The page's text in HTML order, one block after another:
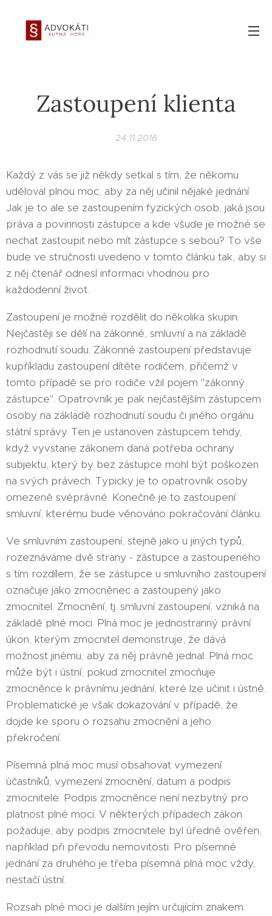
Zastoupení klienta
24.11.2016
Každý z vás se již někdy setkal s tím, že někomu
uděloval plnou moc, aby za něj učinil nějaké jednání.
Jak je to ale se zastoupením fyzických osob, jaká jsou
práva a povinnosti zástupce a kde všude je možné se
nechat zastoupit nebo mít zástupce s sebou? To vše
bude ve stručnosti uvedeno v tomto článku tak, aby si
z něj čtenář odnesl informaci vhodnou pro
každodenní život.
Zastoupení je možné rozdělit do několika skupin.
Nejčastěji se dělí na zákonné, smluvní a na základě
rozhodnutí soudu. Zákonné zastoupení představuje
kupříkladu zastoupení dítěte rodičem, přičemž v
tomto případě se pro rodiče vžil pojem "zákonný
zástupce". Opatrovník je pak nejčastějším zástupcem
osoby na základě rozhodnutí soudu či jiného orgánu
státní správy. Ten je ustanoven zástupcem tehdy,
když vyvstane zákonem daná potřeba ochrany
subjektu, který by bez zástupce mohl být poškozen
na svých právech. Typicky je to opatrovník osoby
omezeně svéprávné. Konečně je to zastoupení
smluvní, kterému bude věnováno pokračování článku.
Ve smluvním zastoupení, stejně jako u jiných typů,
rozeznáváme dvě strany - zástupce a zastoupeného
s tím rozdílem, že se zástupce u smluvního zastoupení
označuje jako zmocněnec a zastoupený jako
zmocnitel. Zmocnění, tj. smluvní zastoupení, vzniká na
základě plné moci. Plná moc je jednostranný právní
úkon, kterým zmocnitel demonstruje, že dává
možnost jinému, aby za něj právně jednal. Plná moc
může být i ústní, pokud zmocnitel zmocňuje
zmocněnce k právnímu jednání, které lze učinit i ústně.
Problematické je však dokazování v případě, že
dojde ke sporu o rozsahu zmocnění a jeho
překročení.
Písemná plná moc musí obsahovat vymezení
účastníků, vymezení zmocnění, datum a podpis
zmocnitele. Podpis zmocněnce není nezbytný pro
platnost plné moci. V některých případech zákon
požaduje, aby podpis zmocnitele byl úředně ověřen,
například při převodu nemovitosti. Pro písemné
jednání za druhého je třeba písemná plná moc vždy,
nestačí ústní.
Rozsah plné moci je dalším jejím určujícím znakem.